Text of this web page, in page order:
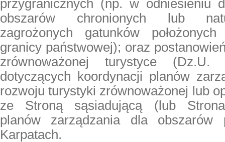
przygranicznych (np. w odniesieniu
obszarów chronionych lub
zagrożonych gatunków
granicy państwowej); oraz
zrównoważonej turystyce
dotyczących koordynacji planów
rozwoju turystyki zrównoważonej lub
ze Stroną sąsiadującą (lub
planów zarządzania dla obszarów
Karpatach.